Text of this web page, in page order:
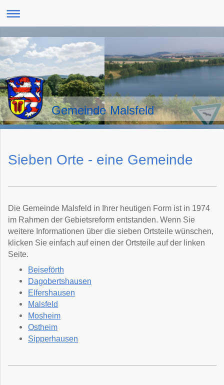
Gemeinde Malsfeld
Sieben Orte - eine Gemeinde
Die Gemeinde Malsfeld in Ihrer heutigen Form ist in 1974
im Rahmen der Gebietsreform entstanden. Wenn Sie
weitere Informationen über die sieben Ortsteile wünschen,
klicken Sie einfach auf einen der Ortsteile auf der linken
Seite.
Beiseförth
Dagobertshausen
Elfershausen
Malsfeld
Mosheim
Ostheim
Sipperhausen